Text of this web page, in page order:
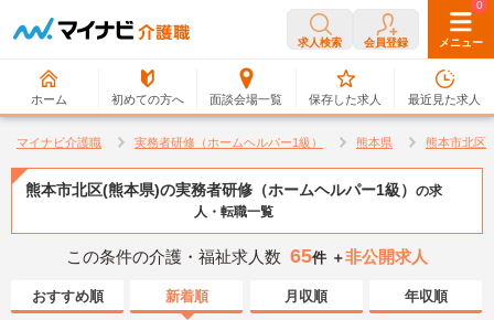
求人検索 会員登録 メニュー
ホーム 初めての方へ 面談会場一覧
0
保存した求人
0
最近見た求人
マイナビ介護職 実務者研修（ホームヘルパー1級） 熊本県 熊本市北区
熊本市北区(熊本県)の実務者研修（ホームヘルパー1級） の求
人・転職一覧
この条件の介護・福祉求人数 65件 ＋非公開求人
おすすめ順 新着順 月収順 年収順